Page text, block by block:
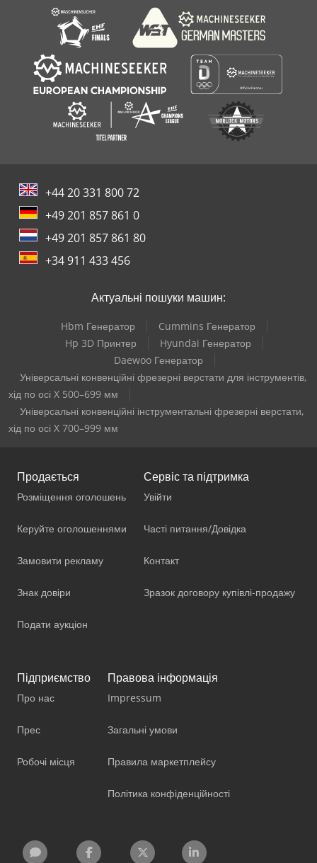
+44 20 331 800 72
+49 201 857 861 0
+49 201 857 861 80
+34 911 433 456
Актуальні пошуки машин:
Hbm Генератор
Cummins Генератор
Hp 3D Принтер
Hyundai Генератор
Daewoo Генератор
Універсальні конвенційні фрезерні верстати для інструментів,
хід по осі X 500–699 мм
Універсальні конвенційні інструментальні фрезерні верстати,
хід по осі X 700–999 мм
Продається
Розміщення оголошень
Керуйте оголошеннями
Замовити рекламу
Знак довіри
Подати аукціон
Сервіс та підтримка
Увійти
Часті питання/Довідка
Контакт
Зразок договору купівлі-продажу
Підприємство
Про нас
Прес
Робочі місця
Правова інформація
Impressum
Загальні умови
Правила маркетплейсу
Політика конфіденційності